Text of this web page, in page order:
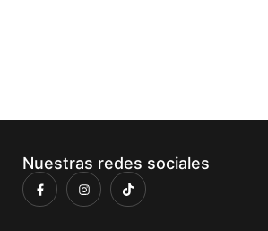
Nuestras redes sociales